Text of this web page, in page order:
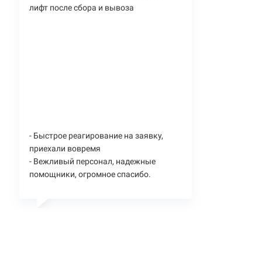
лифт после сбора и вывоза
- Быстрое реагирование на заявку,
приехали вовремя
- Вежливый персонал, надежные
помощники, огромное спасибо.